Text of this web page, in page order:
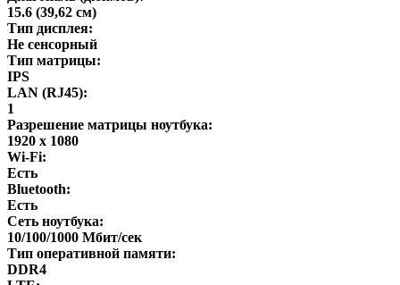
15.6 (39,62 см)
Тип дисплея:
Не сенсорный
Тип матрицы:
IPS
LAN (RJ45):
1
Разрешение матрицы ноутбука:
1920 x 1080
Wi-Fi:
Есть
Bluetooth:
Есть
Сеть ноутбука:
10/100/1000 Мбит/сек
Тип оперативной памяти:
DDR4